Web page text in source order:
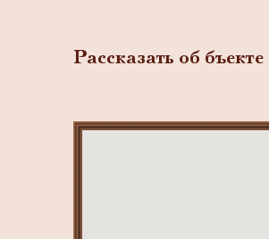
Рассказать об бъекте